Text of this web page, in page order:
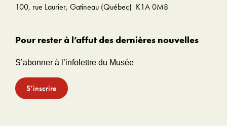
100, rue Laurier, Gatineau (Québec) K1A 0M8
Pour rester à l’affut des dernières nouvelles
S’abonner à l’infolettre du Musée
S’inscrire